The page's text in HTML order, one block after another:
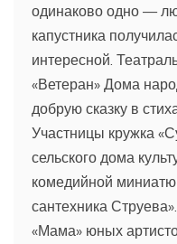
одинаково одно —
капустника
интересной.
«Ветеран» Дома
добрую сказку в
Участницы кружка
сельского дома
комедийной
сантехника
«Мама» юных